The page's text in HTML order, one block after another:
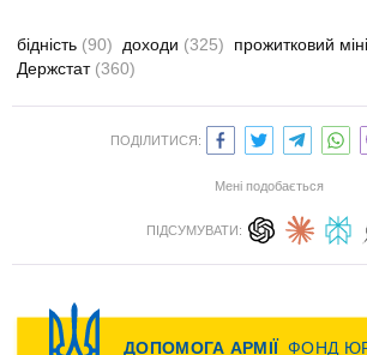
бідність (90) доходи (325) прожитковий
Держстат (360)
ПОДІЛИТИСЯ:
Мені подобається
ПІДСУМУВАТИ: